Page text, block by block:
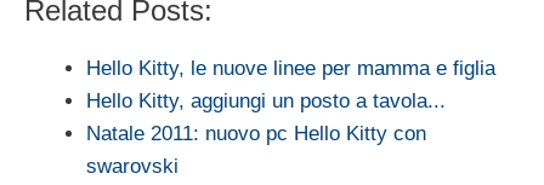
Related Posts:
Hello Kitty, le nuove linee per mamma e figlia
Hello Kitty, aggiungi un posto a tavola...
Natale 2011: nuovo pc Hello Kitty con
swarovski